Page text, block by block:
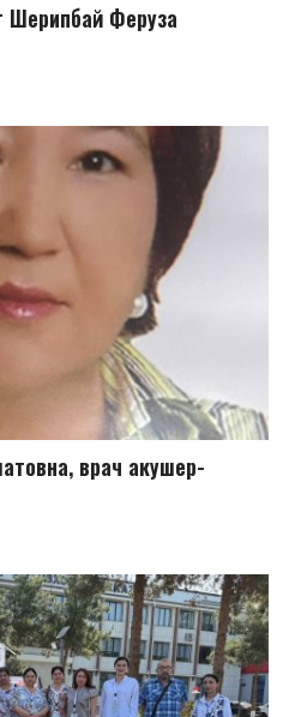
Шерипбай Феруза
врач акушер-